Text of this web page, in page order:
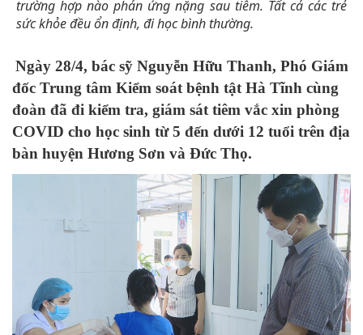
trường hợp nào phản ứng nặng sau tiêm. Tất cả các trẻ
sức khỏe đều ổn định, đi học bình thường.
Ngày 28/4, bác sỹ Nguyễn Hữu Thanh, Phó Giám
đốc Trung tâm Kiểm soát bệnh tật Hà Tĩnh cùng
đoàn đã đi kiểm tra, giám sát tiêm vắc xin phòng
COVID cho học sinh từ 5 đến dưới 12 tuổi trên địa
bàn huyện Hương Sơn và Đức Thọ.